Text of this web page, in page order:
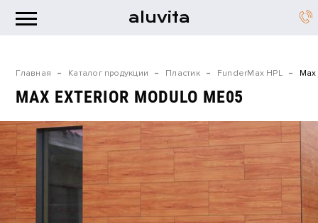
aluvita
Главная Каталог продукции Пластик FunderMax HPL
MAX EXTERIOR MODULO ME05